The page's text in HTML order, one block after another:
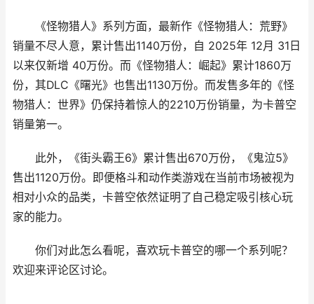
《怪物猎人》系列方面，最新作《怪物猎人：荒野》
销量不尽人意，累计售出1140万份，自 2025年 12月 31日
以来仅新增 40万份。而《怪物猎人：崛起》累计1860万
份，其DLC《曙光》也售出1130万份。而发售多年的《怪
物猎人：世界》仍保持着惊人的2210万份销量，为卡普空
销量第一。
此外，《街头霸王6》累计售出670万份，《鬼泣5》
售出1120万份。即便格斗和动作类游戏在当前市场被视为
相对小众的品类，卡普空依然证明了自己稳定吸引核心玩
家的能力。
你们对此怎么看呢，喜欢玩卡普空的哪一个系列呢？
欢迎来评论区讨论。